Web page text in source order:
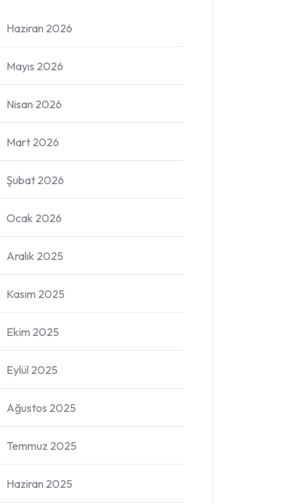
Haziran 2026
Mayıs 2026
Nisan 2026
Mart 2026
Şubat 2026
Ocak 2026
Aralık 2025
Kasım 2025
Ekim 2025
Eylül 2025
Ağustos 2025
Temmuz 2025
Haziran 2025